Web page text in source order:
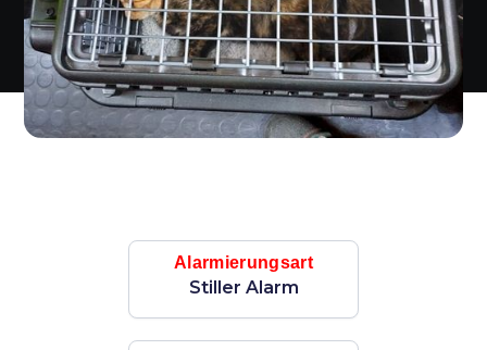
Alarmierungsart
Stiller Alarm